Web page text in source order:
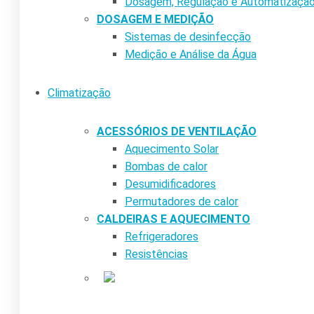
DOSAGEM E MEDIÇÃO
Sistemas de desinfecção
Medição e Análise da Água
Climatização
ACESSÓRIOS DE VENTILAÇÃO
Aquecimento Solar
Bombas de calor
Desumidificadores
Permutadores de calor
CALDEIRAS E AQUECIMENTO
Refrigeradores
Resistências